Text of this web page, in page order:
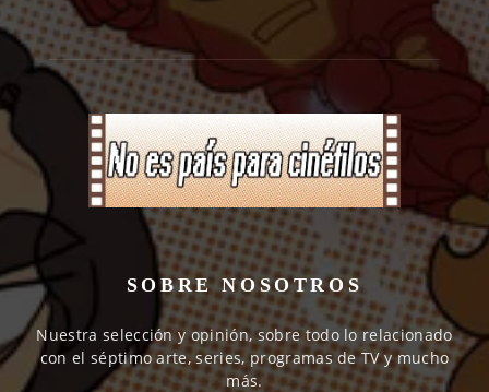
SOBRE NOSOTROS
Nuestra selección y opinión, sobre todo lo relacionado
con el séptimo arte, series, programas de TV y mucho
más.